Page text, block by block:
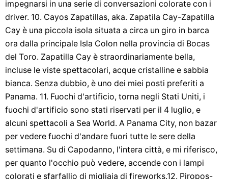
impegnarsi in una serie di conversazioni colorate con i
driver. 10. Cayos Zapatillas, aka. Zapatila Cay-Zapatilla
Cay è una piccola isola situata a circa un giro in barca
ora dalla principale Isla Colon nella provincia di Bocas
del Toro. Zapatilla Cay è straordinariamente bella,
incluse le viste spettacolari, acque cristalline e sabbia
bianca. Senza dubbio, è uno dei miei posti preferiti a
Panama. 11. Fuochi d'artificio, torna negli Stati Uniti, i
fuochi d'artificio sono stati riservati per il 4 luglio, e
alcuni spettacoli a Sea World. A Panama City, non bazar
per vedere fuochi d'andare fuori tutte le sere della
settimana. Su di Capodanno, l'intera città, e mi riferisco,
per quanto l'occhio può vedere, accende con i lampi
colorati e sfarfallio di migliaia di fireworks.12. Piropos-